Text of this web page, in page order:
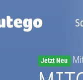
Jetzt Neu